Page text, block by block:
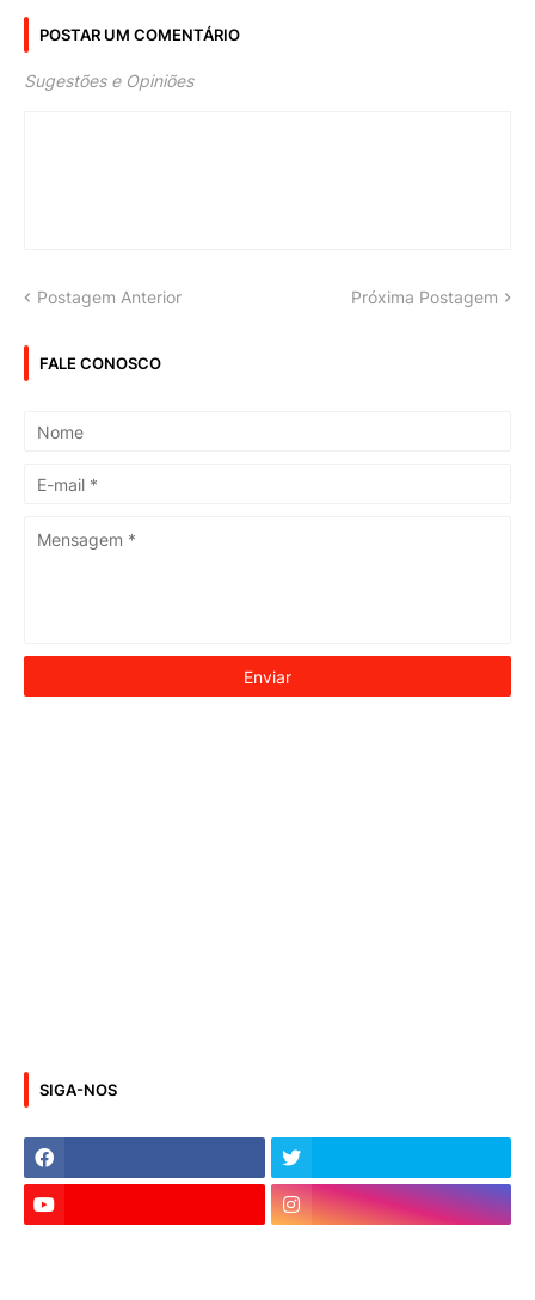
POSTAR UM COMENTÁRIO
Sugestões e Opiniões
Postagem Anterior Próxima Postagem
FALE CONOSCO
SIGA-NOS